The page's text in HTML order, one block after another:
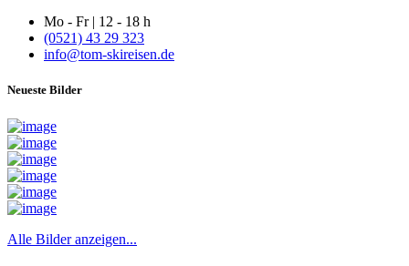
Mo - Fr | 12 - 18 h
(0521) 43 29 323
info@tom-skireisen.de
Neueste Bilder
Alle Bilder anzeigen...